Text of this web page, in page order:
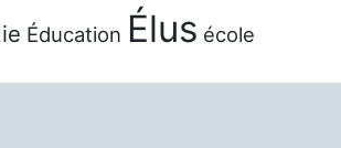
Éducation Élus école